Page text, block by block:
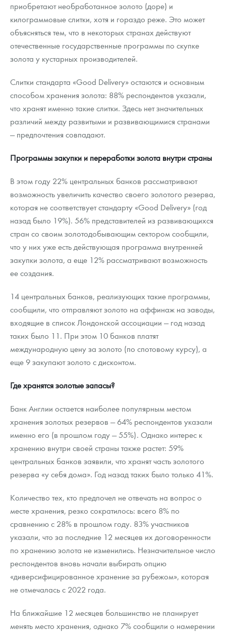
приобретают необработанное золото (доре) и
килограммовые слитки, хотя и гораздо реже. Это может
объясняться тем, что в некоторых странах действуют
отечественные государственные программы по скупке
золота у кустарных производителей.
Слитки стандарта «Good Delivery» остаются и основным
способом хранения золота: 88% респондентов указали,
что хранят именно такие слитки. Здесь нет значительных
различий между развитыми и развивающимися странами
— предпочтения совпадают.
Программы закупки и переработки золота внутри страны
В этом году 22% центральных банков рассматривают
возможность увеличить качество своего золотого резерва,
которая не соответствует стандарту «Good Delivery» (год
назад было 19%). 56% представителей из развивающихся
стран со своим золотодобывающим сектором сообщили,
что у них уже есть действующая программа внутренней
закупки золота, а еще 12% рассматривают возможность
ее создания.
14 центральных банков, реализующих такие программы,
сообщили, что отправляют золото на аффинаж на заводы,
входящие в список Лондонской ассоциации — год назад
таких было 11. При этом 10 банков платят
международную цену за золото (по спотовому курсу), а
еще 9 закупают золото с дисконтом.
Где хранятся золотые запасы?
Банк Англии остается наиболее популярным местом
хранения золотых резервов — 64% респондентов указали
именно его (в прошлом году — 55%). Однако интерес к
хранению внутри своей страны также растет: 59%
центральных банков заявили, что хранят часть золотого
резерва «у себя дома». Год назад таких было только 41%.
Количество тех, кто предпочел не отвечать на вопрос о
месте хранения, резко сократилось: всего 8% по
сравнению с 28% в прошлом году. 83% участников
указали, что за последние 12 месяцев их договоренности
по хранению золота не изменились. Незначительное число
респондентов вновь начали выбирать опцию
«диверсифицированное хранение за рубежом», которая
не отмечалась с 2022 года.
На ближайшие 12 месяцев большинство не планирует
менять место хранения, однако 7% сообщили о намерении